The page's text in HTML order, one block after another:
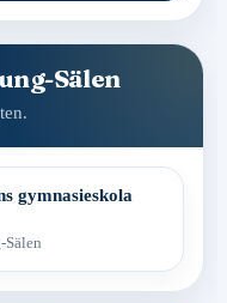
Sälen
gymnasieskola